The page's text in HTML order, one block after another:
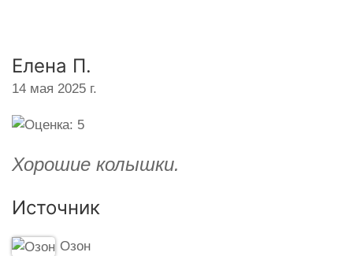
Елена П.
14 мая 2025 г.
Хорошие колышки.
Источник
Озон